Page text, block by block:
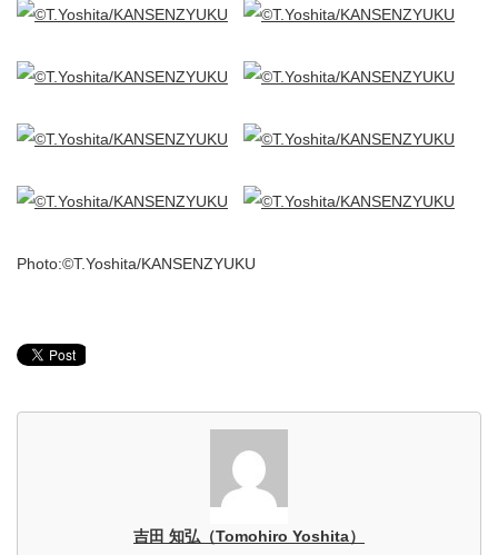
Photo:©T.Yoshita/KANSENZYUKU
吉田 知弘（Tomohiro Yoshita）